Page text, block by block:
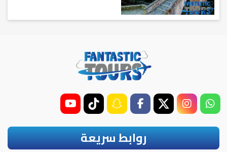
روابط سريعة